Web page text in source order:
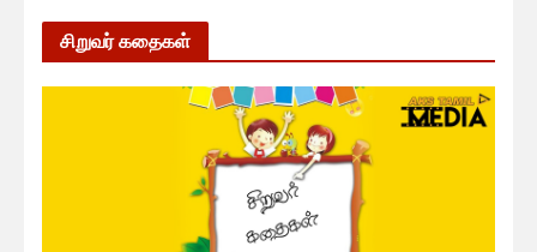
சிறுவர் கதைகள்